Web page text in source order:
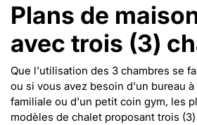
Plans de
avec trois (3)
Que l'utilisation des 3 chambres se
ou si vous avez besoin d'un bureau
familiale ou d'un petit coin gym, les
modèles de chalet proposant trois